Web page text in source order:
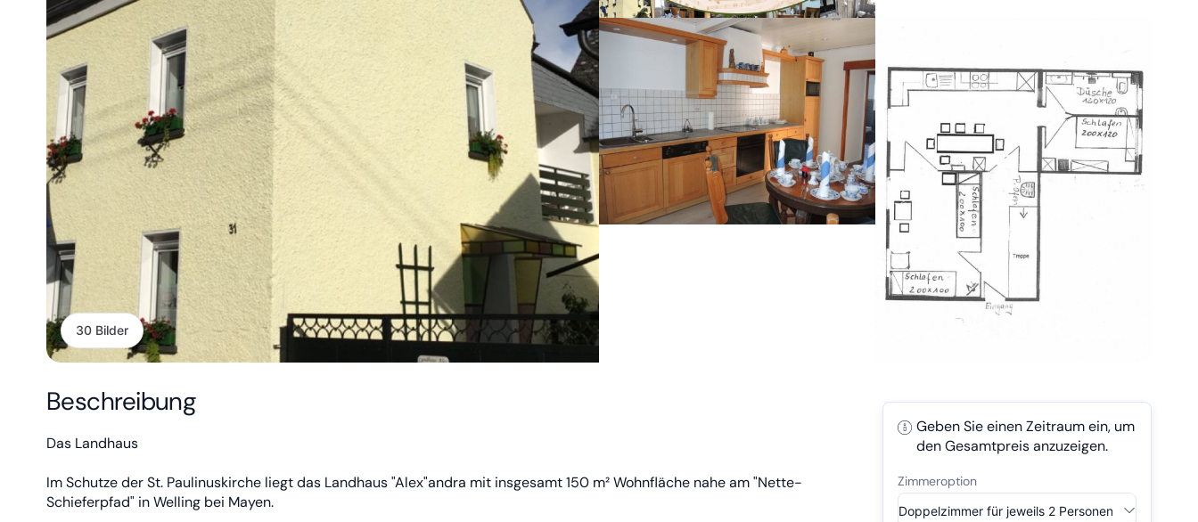
30 Bilder
Beschreibung
Das Landhaus
Im Schutze der St. Paulinuskirche liegt das Landhaus "Alex"andra mit insgesamt 150 m² Wohnfläche nahe am "Nette-
Schieferpfad" in Welling bei Mayen.
Geben Sie einen Zeitraum ein, um
den Gesamtpreis anzuzeigen.